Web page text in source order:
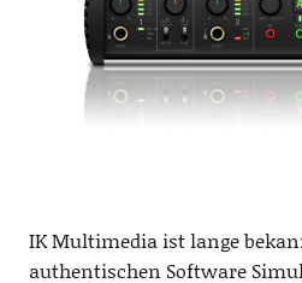
IK Multimedia ist lange
authentischen Software